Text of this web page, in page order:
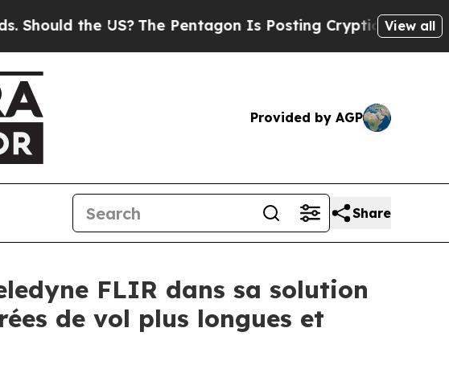
the US?The Pentagon Is Posting Cryptic Biblical Messages
View all
Provided by AGP
Share
FLIR dans sa solution
de vol plus longues et